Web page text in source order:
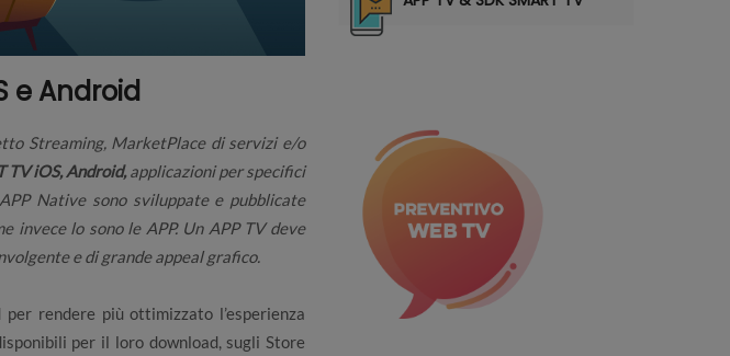
e Android
Streaming, MarketPlace di servizi e/o
TV iOS, Android,applicazioni per specifici
Native sono sviluppate e pubblicate
invece lo sono le APP. Un APP TV deve
e di grande appeal grafico.
rendere più ottimizzato l’esperienza
per il loro download, sugli Store